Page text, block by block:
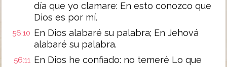
día que yo clamare: En esto conozco que
Dios es por mí.
56:10 En Dios alabaré su palabra; En Jehová
alabaré su palabra.
56:11 En Dios he confiado: no temeré Lo que